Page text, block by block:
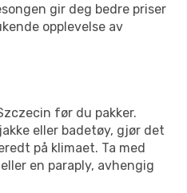
gir deg bedre priser
opplevelse av
før du pakker.
eller badetøy, gjør det
på klimaet. Ta med
en paraply, avhengig